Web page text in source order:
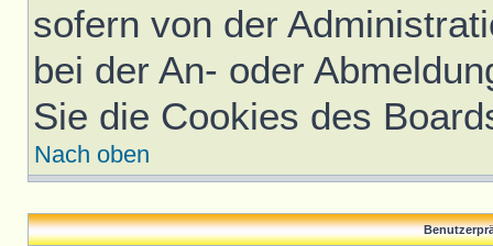
sofern von der
bei der An- oder
Sie die Cookies des
Nach oben